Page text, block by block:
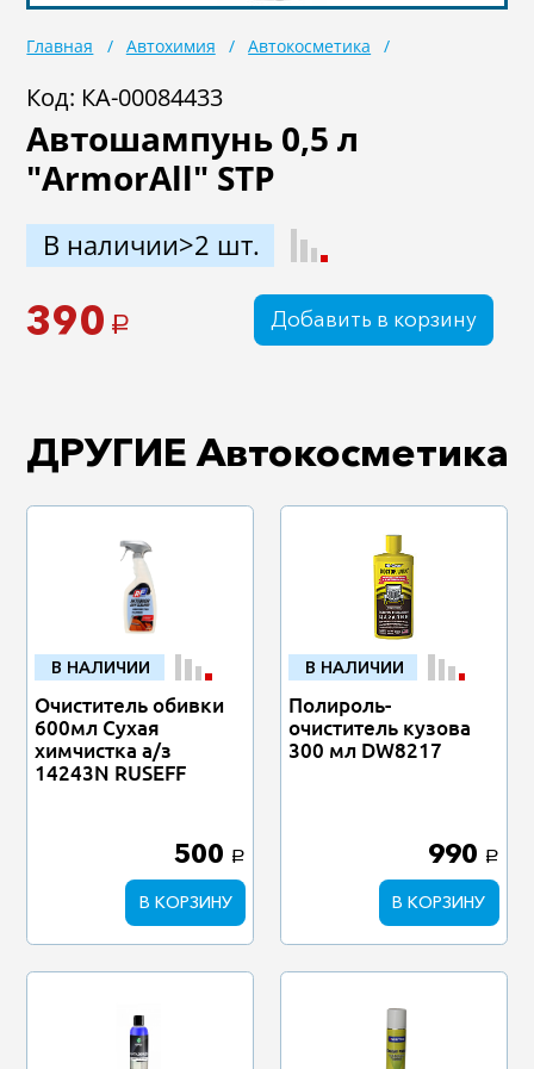
Масла
Иномарки
Крепеж колесный
Садовая техника
Инструмент
Лодки и моторы
Электроинструмент
и оснастка
Главная Автохимия Автокосметика
Код: КА-00084433
Автошампунь 0,5 л
"ArmorAll" STP
В наличии>2 шт.
390 a Добавить в корзину
ДРУГИЕ Автокосметика
В НАЛИЧИИ
Очиститель обивки
600мл Сухая
химчистка а/з
14243N RUSEFF
500 a
В КОРЗИНУ
В НАЛИЧИИ
Полироль-
очиститель кузова
300 мл DW8217
990 a
В КОРЗИНУ